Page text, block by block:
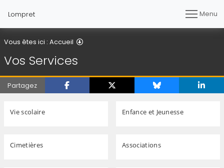
Lompret Menu
Vous êtes ici : Accueil
Vos Services
Partagez
Vie scolaire Enfance et Jeunesse
Cimetières Associations